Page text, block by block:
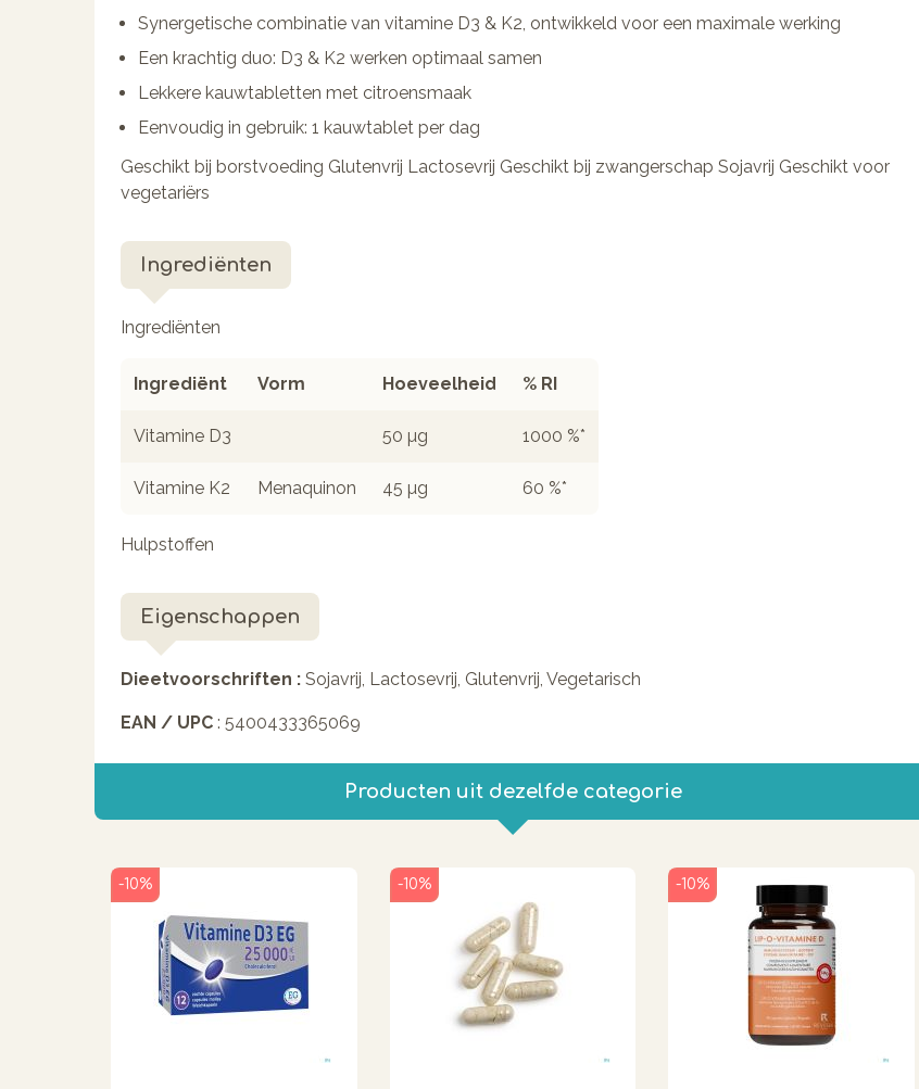
Synergetische combinatie van vitamine D3 & K2, ontwikkeld voor een maximale werking
Een krachtig duo: D3 & K2 werken optimaal samen
Lekkere kauwtabletten met citroensmaak
Eenvoudig in gebruik: 1 kauwtablet per dag
Geschikt bij borstvoeding Glutenvrij Lactosevrij Geschikt bij zwangerschap Sojavrij Geschikt voor
vegetariërs
Ingrediënten
Ingrediënten
Ingrediënt Vorm Hoeveelheid % RI
Vitamine D3 50 µg 1000 %*
Vitamine K2 Menaquinon 45 µg 60 %*
Hulpstoffen
Eigenschappen
Dieetvoorschriften : Sojavrij, Lactosevrij, Glutenvrij, Vegetarisch
EAN / UPC : 5400433365069
Producten uit dezelfde categorie
-10% -10% -10%